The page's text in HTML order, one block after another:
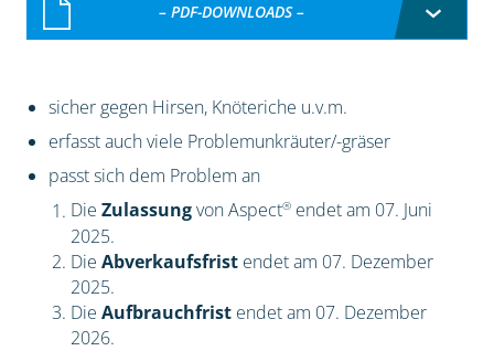
– PDF-DOWNLOADS –
sicher gegen Hirsen, Knöteriche u.v.m.
erfasst auch viele Problemunkräuter/-gräser
passt sich dem Problem an
Die Zulassungvon Aspect®endet am 07. Juni
2025.
Die Abverkaufsfrist endet am 07. Dezember
2025.
Die Aufbrauchfrist endet am 07. Dezember
2026.